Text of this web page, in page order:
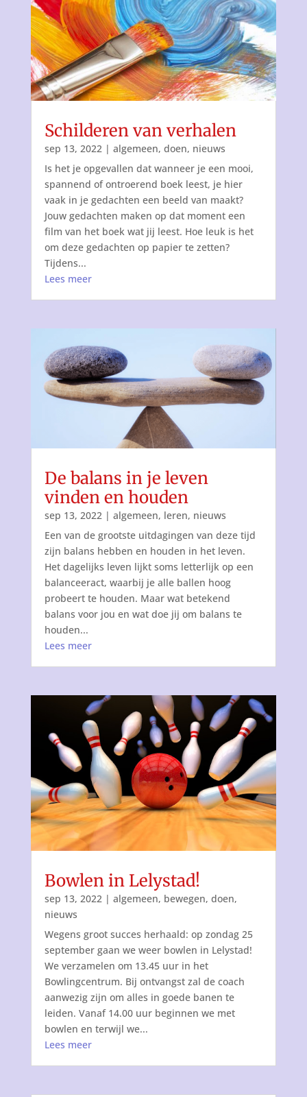
Schilderen van verhalen
sep 13, 2022 | algemeen, doen, nieuws
Is het je opgevallen dat wanneer je een mooi,
spannend of ontroerend boek leest, je hier
vaak in je gedachten een beeld van maakt?
Jouw gedachten maken op dat moment een
film van het boek wat jij leest. Hoe leuk is het
om deze gedachten op papier te zetten?
Tijdens...
Lees meer
De balans in je leven
vinden en houden
sep 13, 2022 | algemeen, leren, nieuws
Een van de grootste uitdagingen van deze tijd
zijn balans hebben en houden in het leven.
Het dagelijks leven lijkt soms letterlijk op een
balanceeract, waarbij je alle ballen hoog
probeert te houden. Maar wat betekend
balans voor jou en wat doe jij om balans te
houden...
Lees meer
Bowlen in Lelystad!
sep 13, 2022 | algemeen, bewegen, doen,
nieuws
Wegens groot succes herhaald: op zondag 25
september gaan we weer bowlen in Lelystad!
We verzamelen om 13.45 uur in het
Bowlingcentrum. Bij ontvangst zal de coach
aanwezig zijn om alles in goede banen te
leiden. Vanaf 14.00 uur beginnen we met
bowlen en terwijl we...
Lees meer